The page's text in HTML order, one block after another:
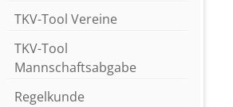
TKV-Tool Vereine
TKV-Tool
Mannschaftsabgabe
Regelkunde